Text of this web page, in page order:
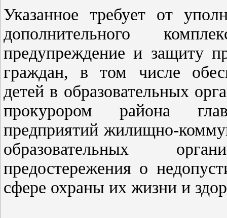
Указанное требует от
дополнительного
предупреждение и защиту
граждан, в том числе
детей в образовательных
прокурором района
предприятий жилищно-
образовательных
предостережения о
сфере охраны их жизни и